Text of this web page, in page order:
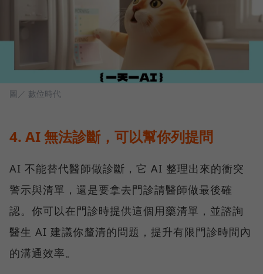
圖／ 數位時代
4. AI 無法診斷，可以幫你列提問
AI 不能替代醫師做診斷，它 AI 整理出來的衝突
警示與清單，還是要拿去門診請醫師做最後確
認。你可以在門診時提供這個用藥清單，並諮詢
醫生 AI 建議你釐清的問題，提升有限門診時間內
的溝通效率。